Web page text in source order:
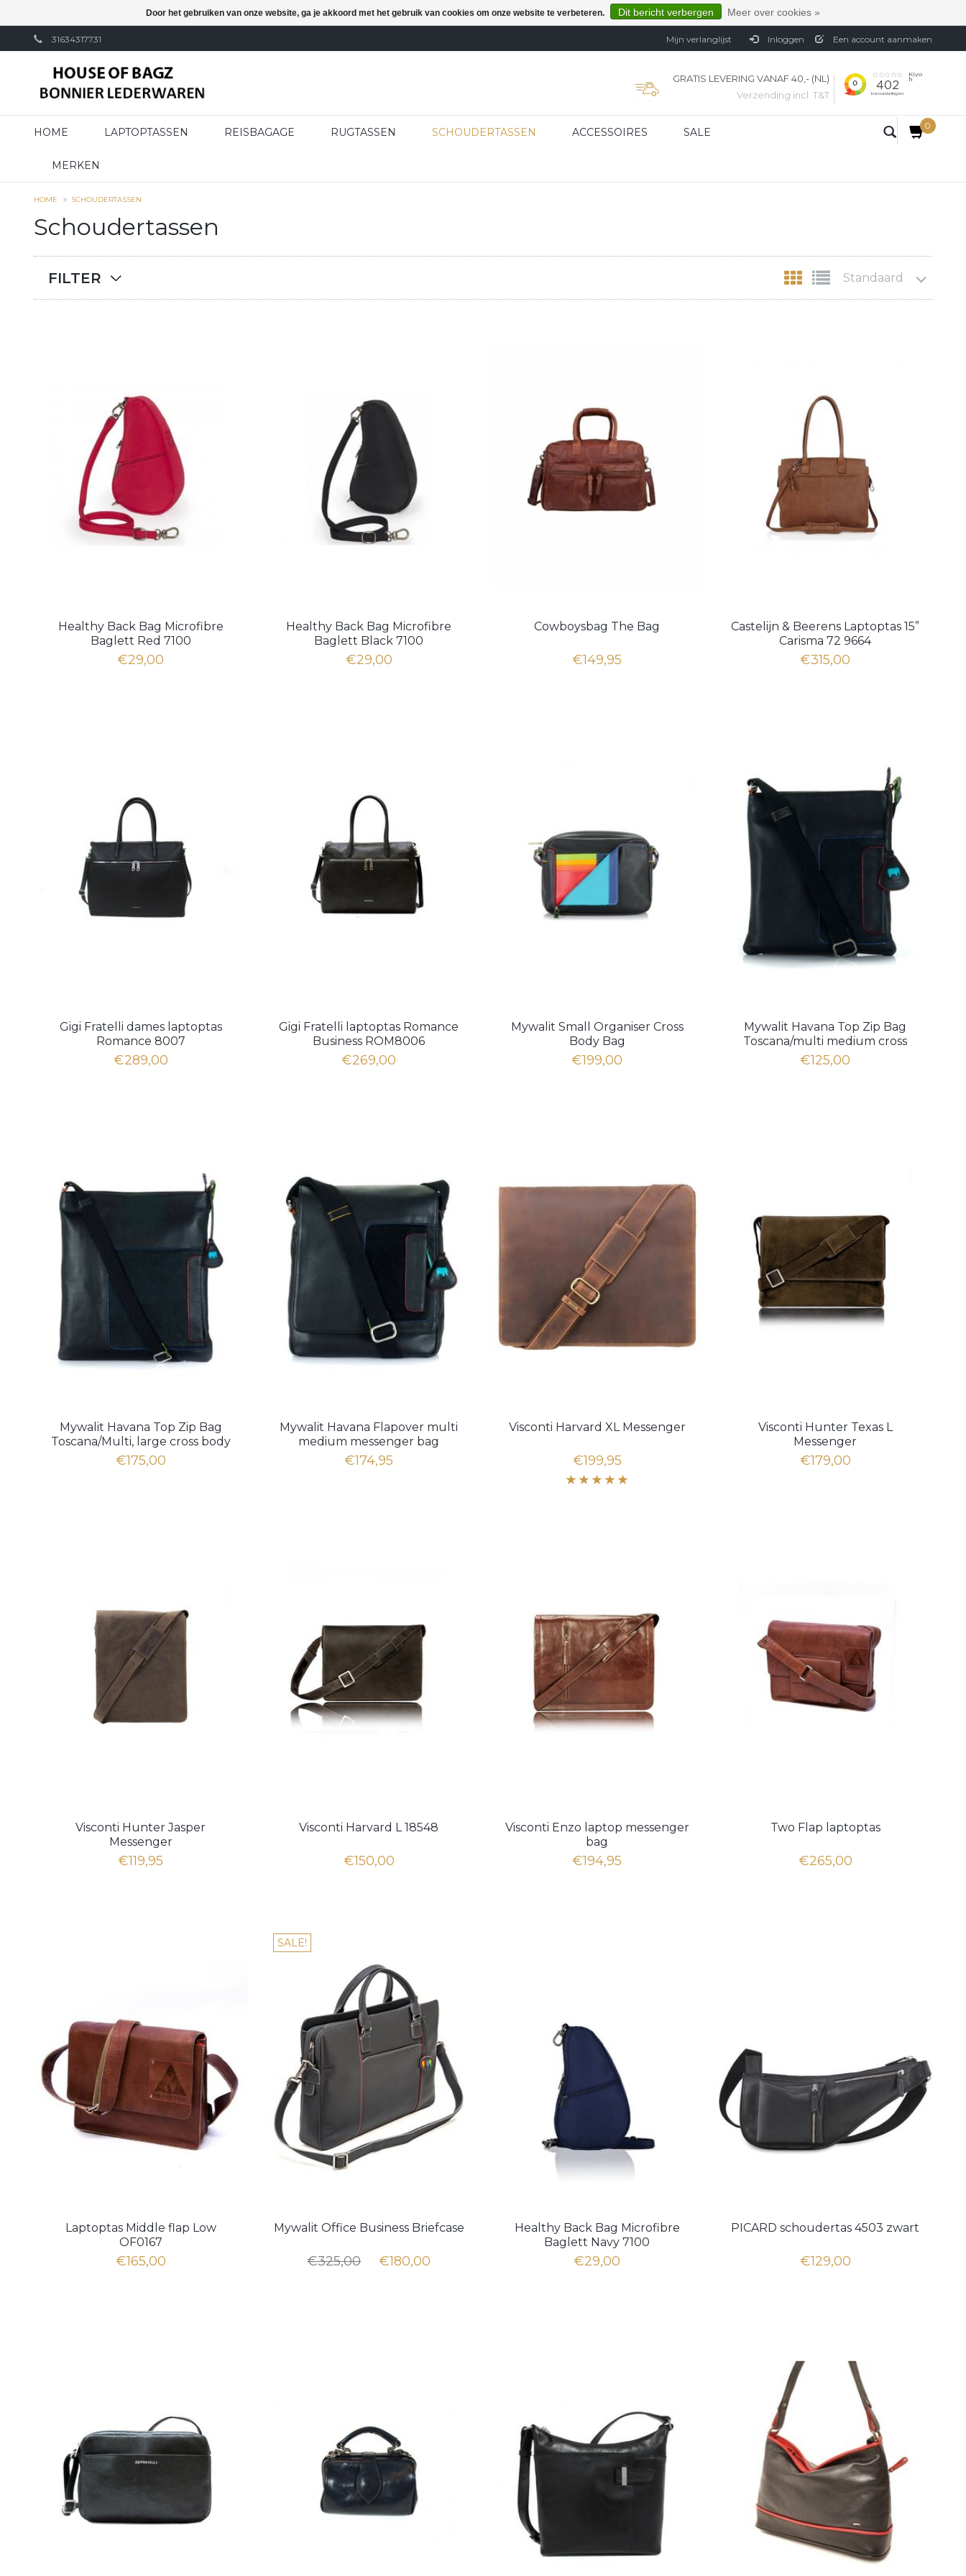
31634317731 Mijn verlanglijst Inloggen Een account aanmaken
GRATIS LEVERING VANAF 40,- (NL)
Verzending incl. T&T
HOME LAPTOPTASSEN REISBAGAGE RUGTASSEN SCHOUDERTASSEN ACCESSOIRES SALE
MERKEN
0
HOME SCHOUDERTASSEN
Schoudertassen
FILTER Standaard
Healthy Back Bag Microfibre
Baglett Red 7100
€29,00
Healthy Back Bag Microfibre
Baglett Black 7100
€29,00
Cowboysbag The Bag
€149,95
Castelijn & Beerens Laptoptas 15”
Carisma 72 9664
€315,00
Gigi Fratelli dames laptoptas
Romance 8007
€289,00
Gigi Fratelli laptoptas Romance
Business ROM8006
€269,00
Mywalit Small Organiser Cross
Body Bag
€199,00
Mywalit Havana Top Zip Bag
Toscana/multi medium cross
body
€125,00
Mywalit Havana Top Zip Bag
Toscana/Multi, large cross body
€175,00
Mywalit Havana Flapover multi
medium messenger bag
€174,95
Visconti Harvard XL Messenger
€199,95
Visconti Hunter Texas L
Messenger
€179,00
Visconti Hunter Jasper
Messenger
€119,95
Visconti Harvard L 18548
€150,00
Visconti Enzo laptop messenger
bag
€194,95
Two Flap laptoptas
€265,00
Laptoptas Middle flap Low
OF0167
€165,00
SALE!
Mywalit Office Business Briefcase
€325,00 €180,00
Healthy Back Bag Microfibre
Baglett Navy 7100
€29,00
PICARD schoudertas 4503 zwart
€129,00
Door het gebruiken van onze website, ga je akkoord met het gebruik van cookies om onze website te verbeteren. Dit bericht verbergen Meer over cookies »